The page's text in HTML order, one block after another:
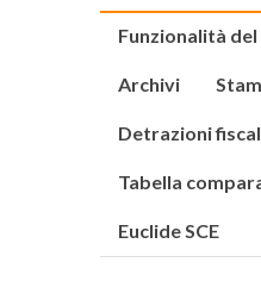
Funzionalità
Archivi
Detrazioni
Tabella
Euclide SCE